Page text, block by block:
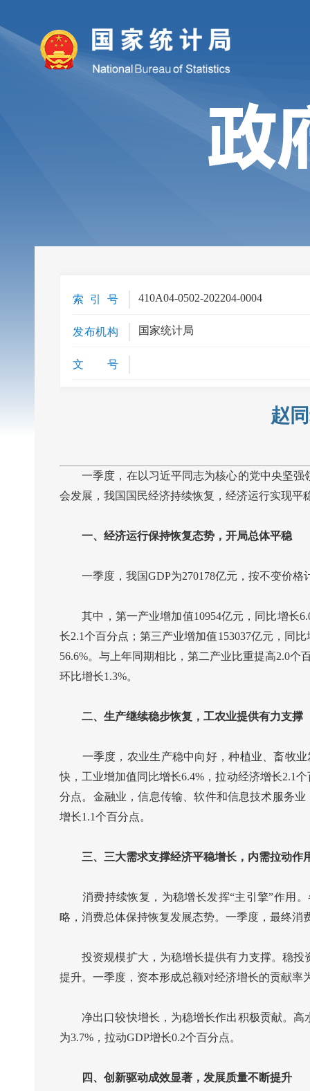
索 引 号 410A04-0502-202204-0004
发布机构 国家统计局
文 号
赵
一季度，在以习近平同志为核心的党中央坚
会发展，我国国民经济持续恢复，经济运行实现平
一、经济运行保持恢复态势，开局总体平稳
一季度，我国GDP为270178亿元，按不变价格
其中，第一产业增加值10954亿元，同比增长
长2.1个百分点；第三产业增加值153037亿元，同
56.6%。与上年同期相比，第二产业比重提高2.0
环比增长1.3%。
二、生产继续稳步恢复，工农业提供有力支撑
一季度，农业生产稳中向好，种植业、畜牧业
快，工业增加值同比增长6.4%，拉动经济增长2.1
分点。金融业，信息传输、软件和信息技术服务
增长1.1个百分点。
三、三大需求支撑经济平稳增长，内需拉动作
消费持续恢复，为稳增长发挥“主引擎”作用。
略，消费总体保持恢复发展态势。一季度，最终消
投资规模扩大，为稳增长提供有力支撑。稳投
提升。一季度，资本形成总额对经济增长的贡献率
净出口较快增长，为稳增长作出积极贡献。高
为3.7%，拉动GDP增长0.2个百分点。
四、创新驱动成效显著，发展质量不断提升